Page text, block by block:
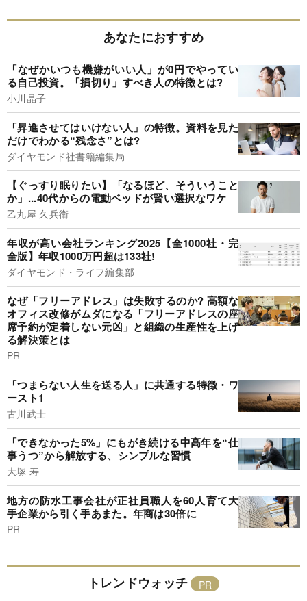
あなたにおすすめ
「なぜかいつも機嫌がいい人」が0円でやってい
る自己投資。「損切り」すべき人の特徴とは?
小川晶子
「昇進させてはいけない人」の特徴。資料を見た
だけでわかる“残念さ”とは?
ダイヤモンド社書籍編集局
【ぐっすり眠りたい】「なるほど、そういうこと
か」...40代からの電動ベッドが賢い選択なワケ
乙丸屋 久兵衛
年収が高い会社ランキング2025【全1000社・完
全版】年収1000万円超は133社!
ダイヤモンド・ライフ編集部
なぜ「フリーアドレス」は失敗するのか? 高額な
オフィス改修がムダになる「フリーアドレスの座
席予約が定着しない元凶」と組織の生産性を上げ
る解決策とは
PR
「つまらない人生を送る人」に共通する特徴・ワ
ースト1
古川武士
「できなかった5%」にもがき続ける中高年を“仕
事うつ”から解放する、シンプルな習慣
大塚 寿
地方の防水工事会社が正社員職人を60人育て大
手企業から引く手あまた。年商は30倍に
PR
トレンドウォッチ